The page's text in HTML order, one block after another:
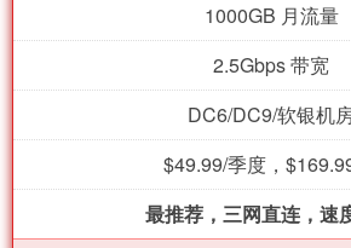
1000GB 月流量
2.5Gbps 带宽
DC6/DC9/软银机
$49.99/季度，
最推荐，三网直连，速